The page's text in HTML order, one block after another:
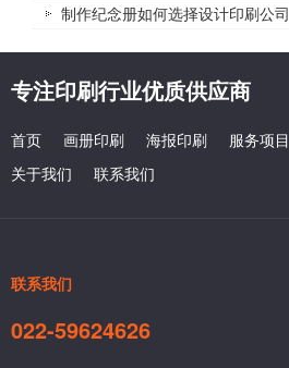
制作纪念册如何选择设计印刷公司
专注印刷行业优质供应商
首页 画册印刷 海报印刷 服务项目
关于我们
联系我们
联系我们
022-59624626